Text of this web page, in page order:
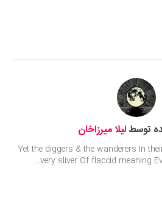
توسطلیلا میرزاخان
Yet the diggers & the wanderers In
very sliver Of flaccid meaning